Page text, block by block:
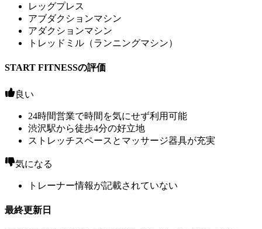
レッグプレス
アブダクションマシン
アダクションマシン
トレッドミル（ランニングマシン）
START FITNESSの評価
良い
24時間営業で時間を気にせず利用可能
渋沢駅から徒歩4分の好立地
ストレッチスペースとマッサージ器具が充実
気になる
トレーナー情報が記載されていない
最終更新日